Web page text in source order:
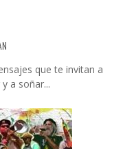
que te invitan a
a soñar...